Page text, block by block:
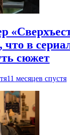
что в
сюжет
11 месяцев спустя